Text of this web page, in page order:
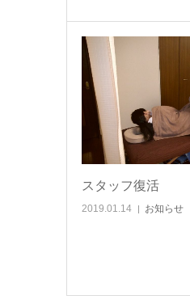
スタッフ復活
2019.01.14 お知らせ